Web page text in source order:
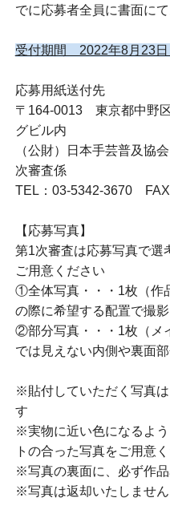
でに応募者全員に書面に
受付期間 2022年8月23日
応募用紙送付先
〒164-0013 東京都中野
グビル内
（公財）日本手芸普及
次審査係
TEL：03-5342-3670
【応募写真】
第1次審査は応募写真で選
ご用意ください
①全体写真・・・1枚（作
の際に希望する配置で撮影
②部分写真・・・1枚（メ
では見えない内側や裏面
※貼付していただく写真
す
※実物に近い色になるよ
トの合った写真をご用意
※写真の裏面に、必ず作
※写真は返却いたしません